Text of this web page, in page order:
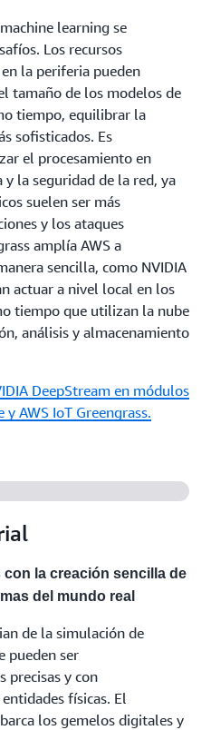
learning se
Los recursos
la periferia pueden
tamaño de los modelos de
tiempo, equilibrar la
sofisticados. Es
el procesamiento en
la seguridad de la red, ya
suelen ser más
y los ataques
amplía AWS a
sencilla, como NVIDIA
actuar a nivel local en los
tiempo que utilizan la nube
análisis y almacenamiento
DeepStream en módulos
y AWS IoT Greengrass.
la creación sencilla de
del mundo real
de la simulación de
pueden ser
precisas y con
físicas. El
los gemelos digitales y